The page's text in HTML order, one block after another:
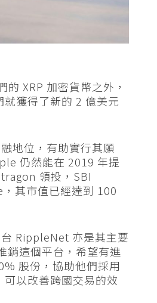
XRP 加密貨幣之外，
獲得了新的 2 億美元
地位，有助實行其願
仍然能在 2019 年提
領投，SBI
其市值已經達到 100
RippleNet 亦是其主要
銷這個平台，希望有進
股份，協助他們採用
以改善跨國交易的效